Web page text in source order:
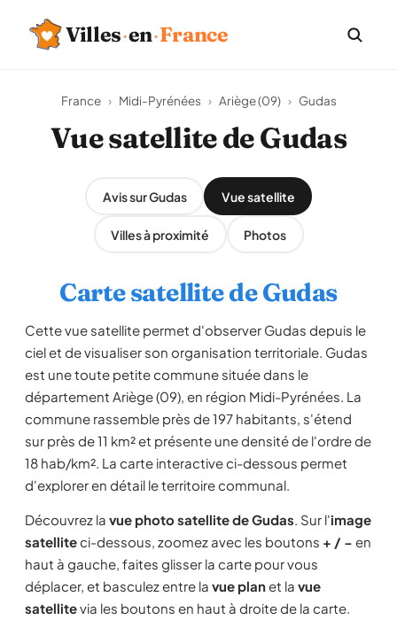
Villes·en·France
France › Midi-Pyrénées › Ariège (09) › Gudas
Vue satellite de Gudas
Avis sur Gudas Vue satellite
Villes à proximité Photos
Carte satellite de Gudas
Cette vue satellite permet d'observer Gudas depuis le
ciel et de visualiser son organisation territoriale. Gudas
est une toute petite commune située dans le
département Ariège (09), en région Midi-Pyrénées. La
commune rassemble près de 197 habitants, s'étend
sur près de 11 km² et présente une densité de l'ordre de
18 hab/km². La carte interactive ci-dessous permet
d'explorer en détail le territoire communal.
Découvrez la vue photo satellite de Gudas. Sur l'image
satelliteci-dessous, zoomez avec les boutons + / − en
haut à gauche, faites glisser la carte pour vous
déplacer, et basculez entre la vue planet la vue
satellitevia les boutons en haut à droite de la carte.